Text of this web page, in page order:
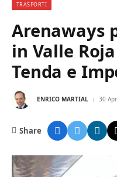
TRASPORTI
Arenaways
in Valle
Tenda e
ENRICO MARTIAL 30
Share